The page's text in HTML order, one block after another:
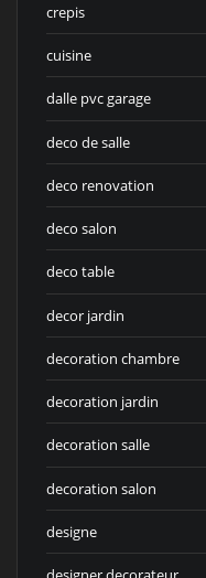
crepis
cuisine
dalle pvc garage
deco de salle
deco renovation
deco salon
deco table
decor jardin
decoration chambre
decoration jardin
decoration salle
decoration salon
designe